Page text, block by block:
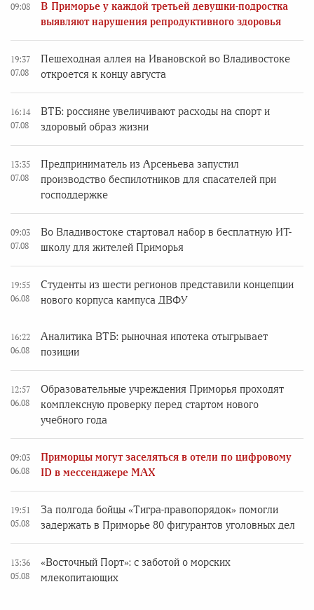
09:08
В Приморье у каждой третьей девушки-подростка
выявляют нарушения репродуктивного здоровья
19:37
07.08
Пешеходная аллея на Ивановской во Владивостоке
откроется к концу августа
16:14
07.08
ВТБ: россияне увеличивают расходы на спорт и
здоровый образ жизни
13:35
07.08
Предприниматель из Арсеньева запустил
производство беспилотников для спасателей при
господдержке
09:03
07.08
Во Владивостоке стартовал набор в бесплатную ИТ-
школу для жителей Приморья
19:55
06.08
Студенты из шести регионов представили концепции
нового корпуса кампуса ДВФУ
16:22
06.08
Аналитика ВТБ: рыночная ипотека отыгрывает
позиции
12:57
06.08
Образовательные учреждения Приморья проходят
комплексную проверку перед стартом нового
учебного года
09:03
06.08
Приморцы могут заселяться в отели по цифровому
ID в мессенджере MAX
19:51
05.08
За полгода бойцы «Тигра-правопорядок» помогли
задержать в Приморье 80 фигурантов уголовных дел
13:36
05.08
«Восточный Порт»: с заботой о морских
млекопитающих